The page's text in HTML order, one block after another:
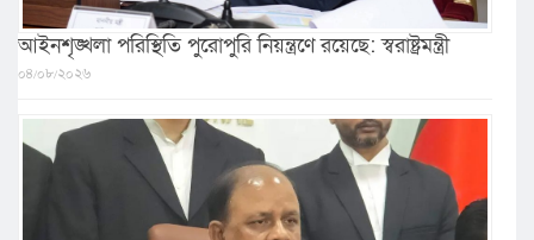
আইনশৃঙ্খলা পরিস্থিতি পুরোপুরি নিয়ন্ত্রণে রয়েছে: স্বরাষ্ট্রমন্ত্রী
০৪/০৮/২০২৬